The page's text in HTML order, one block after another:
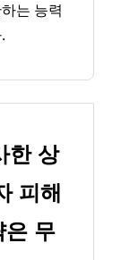
는 능력
한 상
피해
은 무